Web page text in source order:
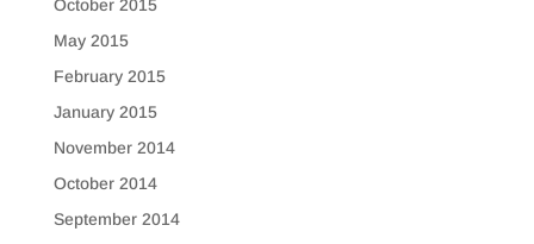
October 2015
May 2015
February 2015
January 2015
November 2014
October 2014
September 2014